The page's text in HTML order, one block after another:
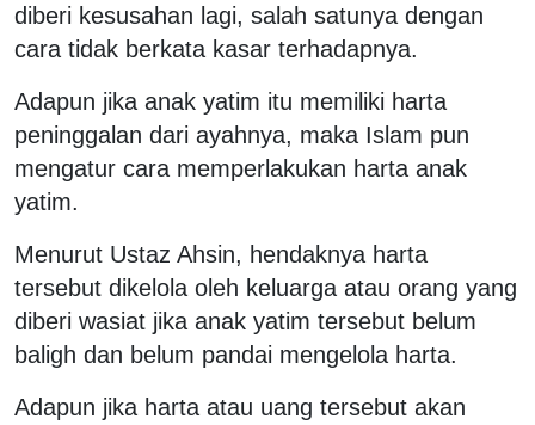
diberi kesusahan lagi, salah satunya dengan
cara tidak berkata kasar terhadapnya.
Adapun jika anak yatim itu memiliki harta
peninggalan dari ayahnya, maka Islam pun
mengatur cara memperlakukan harta anak
yatim.
Menurut Ustaz Ahsin, hendaknya harta
tersebut dikelola oleh keluarga atau orang yang
diberi wasiat jika anak yatim tersebut belum
baligh dan belum pandai mengelola harta.
Adapun jika harta atau uang tersebut akan